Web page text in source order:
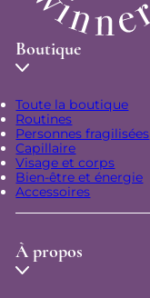
Boutique
Toute la boutique
Routines
Personnes fragilisées
Capillaire
Visage et corps
Bien-être et énergie
Accessoires
À propos